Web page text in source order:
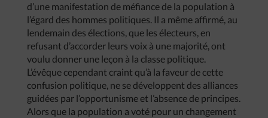
d’une manifestation de méfiance de la population à
l’égard des hommes politiques. Il a même affirmé, au
lendemain des élections, que les électeurs, en
refusant d’accorder leurs voix à une majorité, ont
voulu donner une leçon à la classe politique.
L’évêque cependant craint qu’à la faveur de cette
confusion politique, ne se développent des alliances
guidées par l’opportunisme et l’absence de principes.
Alors que la population a voté pour un changement